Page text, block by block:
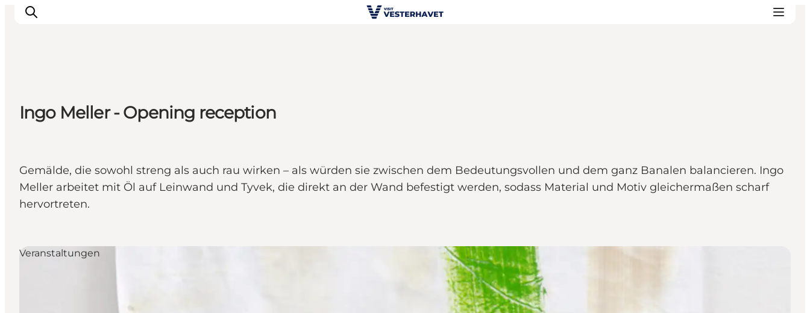
Events
Erlebnisse
Tickets kaufen
Plane deine Reise
Ingo Meller - Opening reception
Gemälde, die sowohl streng als auch rau wirken – als würden sie zwischen dem Bedeutungsvollen und dem ganz Banalen balancieren. Ingo
Meller arbeitet mit Öl auf Leinwand und Tyvek, die direkt an der Wand befestigt werden, sodass Material und Motiv gleichermaßen scharf
hervortreten.
Veranstaltungen